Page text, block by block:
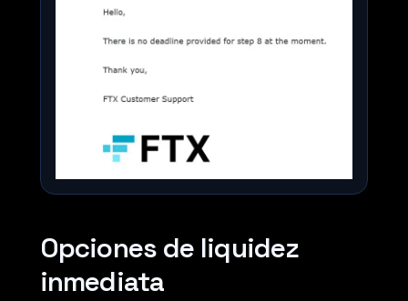
Opciones de liquidez
inmediata